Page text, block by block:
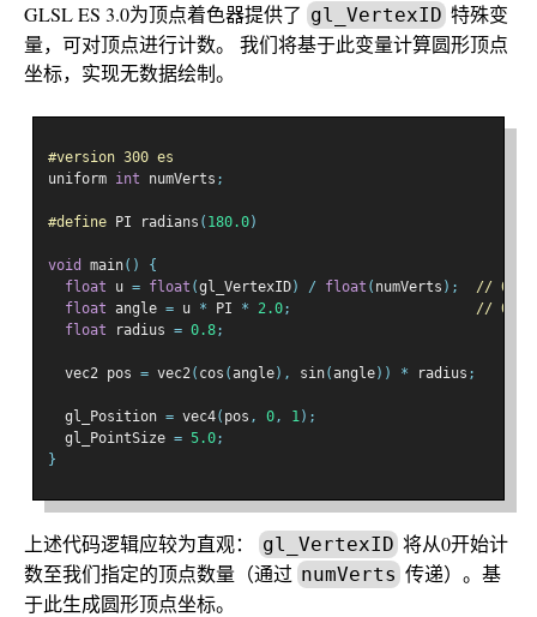
GLSL ES 3.0为顶点着色器提供了 gl_VertexID 特殊变
量，可对顶点进行计数。 我们将基于此变量计算圆形顶点
坐标，实现无数据绘制。
#version 300 es
uniform int numVerts ;
#define PI radians ( 180.0)
void main()
{
float u = float (gl_VertexID) / float ( numVerts );
// 0 到
float angle = u * PI * 2.0;
// 0 到
float radius = 0.8;
  vec2 pos
= vec2( cos (angle), sin(angle)) * radius ;
  gl_Position
= vec4( pos , 0, 1);
  gl_PointSize
= 5.0;
}
上述代码逻辑应较为直观： gl_VertexID 将从0开始计
数至我们指定的顶点数量（通过 numVerts 传递）。基
于此生成圆形顶点坐标。